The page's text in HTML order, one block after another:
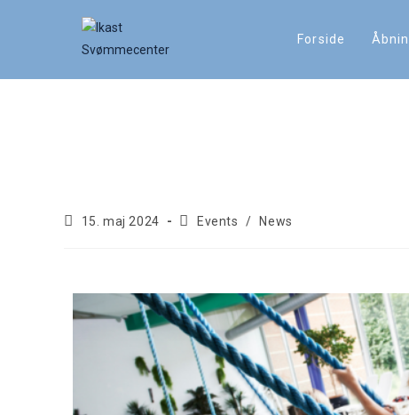
Forside
15. maj 2024 Events / News